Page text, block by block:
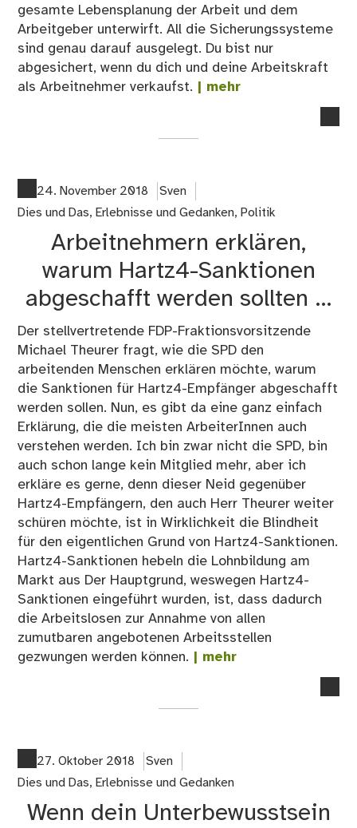
gesamte Lebensplanung der Arbeit und dem
Arbeitgeber unterwirft. All die Sicherungssysteme
sind genau darauf ausgelegt. Du bist nur
abgesichert, wenn du dich und deine Arbeitskraft
als Arbeitnehmer verkaufst. | mehr
24. November 2018
Sven
Dies und Das, Erlebnisse und Gedanken, Politik
Arbeitnehmern erklären,
warum Hartz4-Sanktionen
abgeschafft werden sollten …
Der stellvertretende FDP-Fraktionsvorsitzende
Michael Theurer fragt, wie die SPD den
arbeitenden Menschen erklären möchte, warum
die Sanktionen für Hartz4-Empfänger abgeschafft
werden sollen. Nun, es gibt da eine ganz einfach
Erklärung, die die meisten ArbeiterInnen auch
verstehen werden. Ich bin zwar nicht die SPD, bin
auch schon lange kein Mitglied mehr, aber ich
erkläre es gerne, denn dieser Neid gegenüber
Hartz4-Empfängern, den auch Herr Theurer weiter
schüren möchte, ist in Wirklichkeit die Blindheit
für den eigentlichen Grund von Hartz4-Sanktionen.
Hartz4-Sanktionen hebeln die Lohnbildung am
Markt aus Der Hauptgrund, weswegen Hartz4-
Sanktionen eingeführt wurden, ist, dass dadurch
die Arbeitslosen zur Annahme von allen
zumutbaren angebotenen Arbeitsstellen
gezwungen werden können. | mehr
27. Oktober 2018
Sven
Dies und Das,Erlebnisse und Gedanken
Wenn dein Unterbewusstsein